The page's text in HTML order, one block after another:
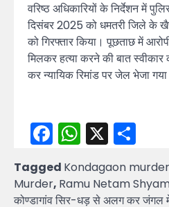
वरिष्ठ अधिकारियों के निर्देशन में
दिसंबर 2025 को धमतरी जिले के
को गिरफ्तार किया। पूछताछ में
मिलकर हत्या करने की बात स्वीकार
कर न्यायिक रिमांड पर जेल भेजा
Facebook
X
Tagged Kondagaon murder
Murder, Ramu Netam
कोण्डागांव सिर-धड़ से अलग कर जंगल